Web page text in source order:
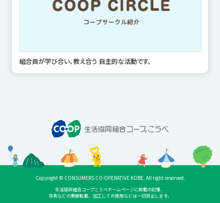
組合員が学び合い、教え合う 自主的な活動です。
Copyright © CONSUMERS CO-OPERATIVE KOBE. All right reserved.
生活協同組合コープこうべホームページに掲載の記事、
写真などの無断転載、加工しての使用などは一切禁止します。